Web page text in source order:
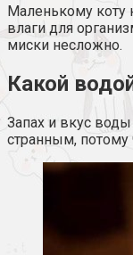
Маленькому коту
влаги для
миски несложно.
Какой
Запах и вкус
странным, потому